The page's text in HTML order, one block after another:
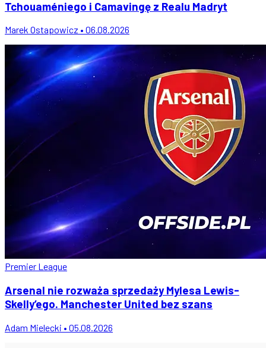
Tchouaméniego i Camavingę z Realu Madryt
Marek Ostapowicz • 06.08.2026
Premier League
Arsenal nie rozważa sprzedaży Mylesa Lewis-
Skelly’ego. Manchester United bez szans
Adam Mielecki • 05.08.2026